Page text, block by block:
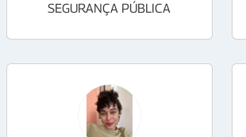
SEGURANÇA PÚBLICA